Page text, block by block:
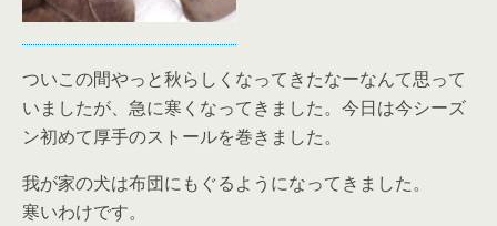
ついこの間やっと秋らしくなってきたなーなんて思って
いましたが、急に寒くなってきました。今日は今シーズ
ン初めて厚手のストールを巻きました。
我が家の犬は布団にもぐるようになってきました。
寒いわけです。